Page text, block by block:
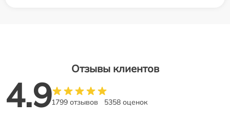
Отзывы клиентов
4.91799 отзывов 5358 оценок